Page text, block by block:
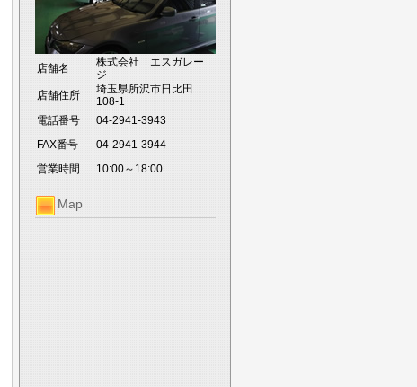
店舗名
株式会社 エスガレー
ジ
店舗住所
埼玉県所沢市日比田
108-1
電話番号
04-2941-3943
FAX番号
04-2941-3944
営業時間
10:00～18:00
Map